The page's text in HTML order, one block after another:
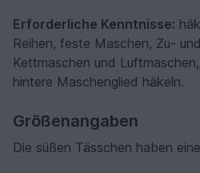
Erforderliche Kenntnisse:
Reihen, feste Maschen, Zu-
Kettmaschen und
hintere Maschenglied häkeln.
Größenangaben
Die süßen Tässchen haben